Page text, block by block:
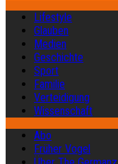
Lifestyle
Glauben
Medien
Geschichte
Sport
Familie
Verteidigung
Wissenschaft
Abo
Früher Vogel